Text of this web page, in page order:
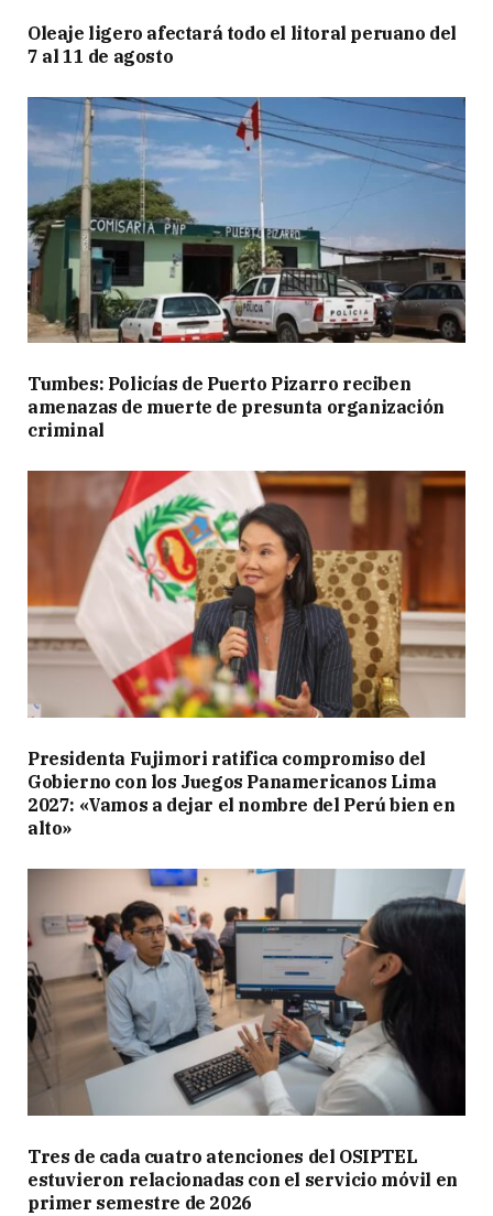
Oleaje ligero afectará todo el litoral peruano del
7 al 11 de agosto
Tumbes: Policías de Puerto Pizarro reciben
amenazas de muerte de presunta organización
criminal
Presidenta Fujimori ratifica compromiso del
Gobierno con los Juegos Panamericanos Lima
2027: «Vamos a dejar el nombre del Perú bien en
alto»
Tres de cada cuatro atenciones del OSIPTEL
estuvieron relacionadas con el servicio móvil en
primer semestre de 2026